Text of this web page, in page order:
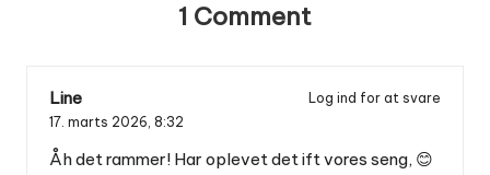
1 Comment
Line
Log ind for at svare
17. marts 2026, 8:32
Åh det rammer! Har oplevet det ift vores seng, 😊